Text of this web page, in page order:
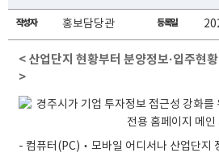
작성자 홍보담당관 등록일
< 산업단지 현황부터 분양정보·입주현
>
- 컴퓨터(PC)‧모바일 어디서나 산업단지